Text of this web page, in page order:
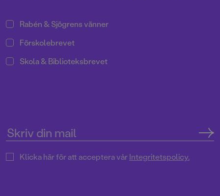
Rabén & Sjögrens vänner
Förskolebrevet
Skola & Biblioteksbrevet
Klicka här för att acceptera vårIntegritetspolicy.